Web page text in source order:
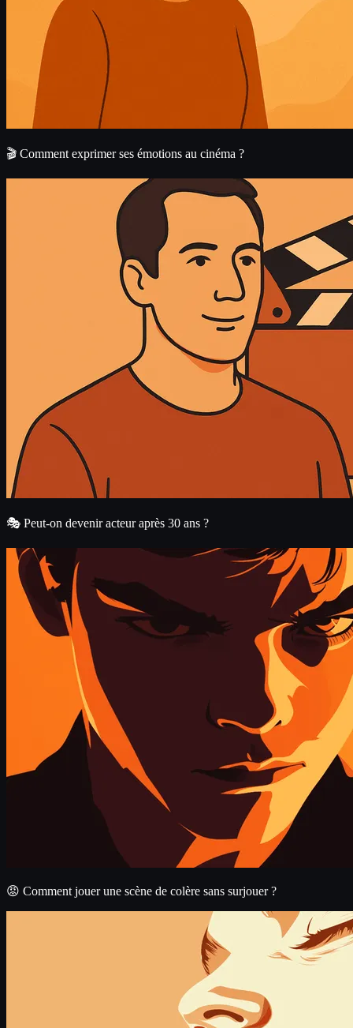
🎬 Comment exprimer ses émotions au cinéma ?
🎭 Peut-on devenir acteur après 30 ans ?
😡 Comment jouer une scène de colère sans surjouer ?